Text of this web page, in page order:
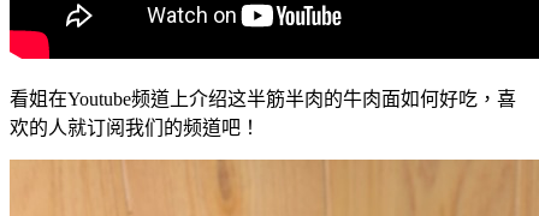
看姐在Youtube频道上介绍这半筋半肉的牛肉面如何好吃，喜
欢的人就订阅我们的频道吧！